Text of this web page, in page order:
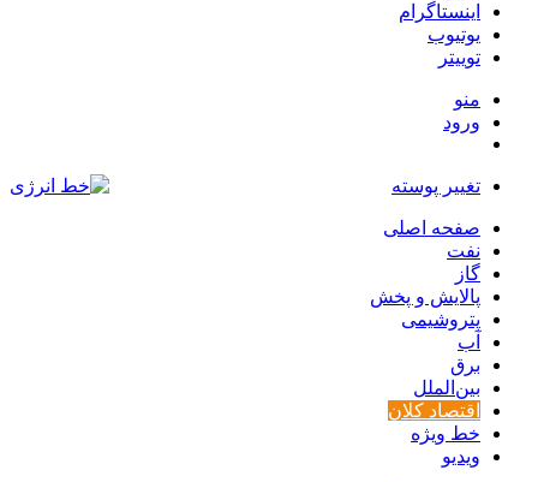
اینستاگرام
یوتیوب
توییتر
منو
ورود
تغییر پوسته
صفحه اصلی
نفت
گاز
پالایش و پخش
پتروشیمی
آب
برق
بین‌الملل
اقتصاد کلان
خط ویژه
ویدیو